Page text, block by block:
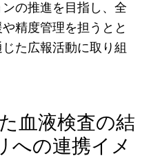
の推進を目指し、全
精度管理を担うとと
た広報活動に取り組
血液検査の結
への連携イメ